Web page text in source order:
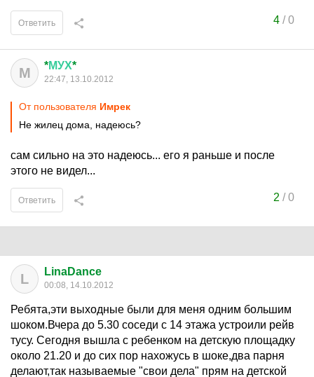
4/0
Ответить
М *МУХ*
22:47, 13.10.2012
От пользователя Имрек
Не жилец дома, надеюсь?
сам сильно на это надеюсь... его я раньше и после
этого не видел...
2 /0
Ответить
L LinaDance
00:08, 14.10.2012
Ребята,эти выходные были для меня одним большим
шоком.Вчера до 5.30 соседи с 14 этажа устроили рейв
тусу. Сегодня вышла с ребенком на детскую площадку
около 21.20 и до сих пор нахожусь в шоке,два парня
делают,так называемые "свои дела" прям на детской